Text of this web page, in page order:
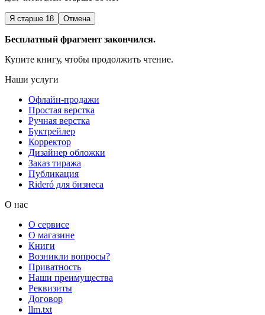
Я старше 18 Отмена
Бесплатный фрагмент закончился.
Купите книгу, чтобы продолжить чтение.
Наши услуги
Офлайн-продажи
Простая верстка
Ручная верстка
Буктрейлер
Корректор
Дизайнер обложки
Заказ тиража
Публикация
Rideró для бизнеса
О нас
О сервисе
О магазине
Книги
Возникли вопросы?
Приватность
Наши преимущества
Реквизиты
Договор
llm.txt